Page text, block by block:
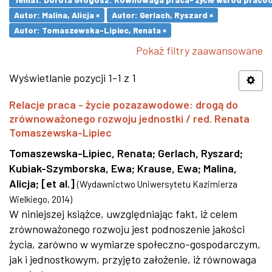
Autor: Malina, Alicja ×
Autor: Gerlach, Ryszard ×
Autor: Tomaszewska-Lipiec, Renata ×
Pokaż filtry zaawansowane
Wyświetlanie pozycji 1-1 z 1
Relacje praca - życie pozazawodowe: drogą do
zrównoważonego rozwoju jednostki / red. Renata
Tomaszewska-Lipiec
Tomaszewska-Lipiec, Renata; Gerlach, Ryszard;
Kubiak-Szymborska, Ewa; Krause, Ewa; Malina,
Alicja; [et al.] (Wydawnictwo Uniwersytetu Kazimierza
Wielkiego, 2014)
W niniejszej książce, uwzględniając fakt, iż celem
zrównoważonego rozwoju jest podnoszenie jakości
życia, zarówno w wymiarze społeczno-gospodarczym,
jak i jednostkowym, przyjęto założenie, iż równowaga